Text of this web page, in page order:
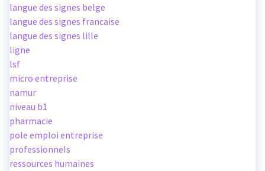
langue des signes belge
langue des signes francaise
langue des signes lille
ligne
lsf
micro entreprise
namur
niveau b1
pharmacie
pole emploi entreprise
professionnels
ressources humaines